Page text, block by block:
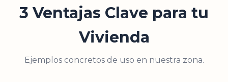
3 Ventajas Clave para tu
Vivienda
Ejemplos concretos de uso en nuestra zona.